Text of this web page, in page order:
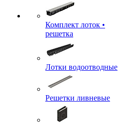
Комплект лоток •
решетка
Лотки водоотводные
Решетки ливневые